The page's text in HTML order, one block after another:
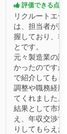
評価できる点
リクルートエ
は、担当者が
握しており、
とです。
元々製造業の
かったのです
で紹介しても
調整や職務経
てくれました。
結果として市
え、年収交渉
りしてもらえ